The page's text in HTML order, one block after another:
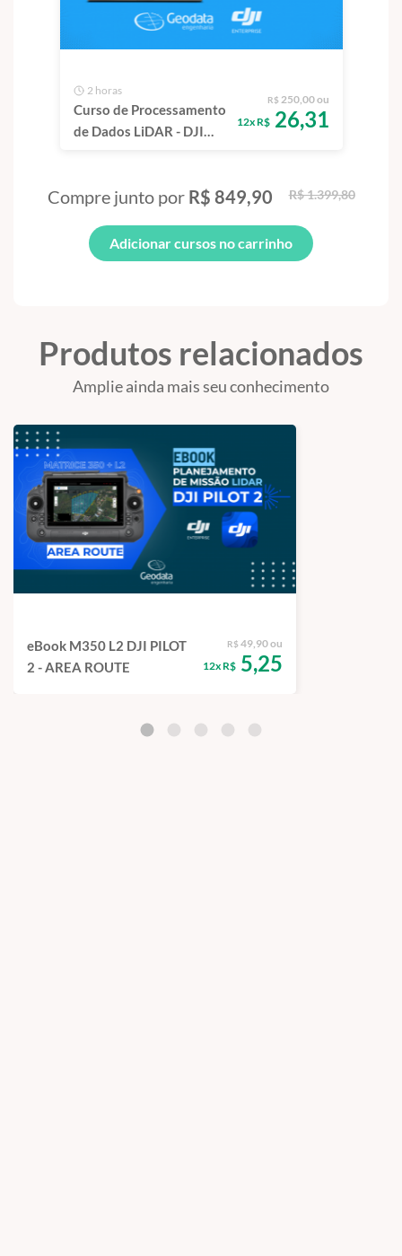
solicitar o reembolso do valor pago em conformidade com o
Código de Defesa do Consumidor
2 horas
Curso de Processamento
de Dados LiDAR - DJI
R$ 250,00 ou
12x R$26,31
Compre junto por R$ 849,90 R$ 1.399,80
Adicionar cursos no carrinho
Produtos relacionados
Amplie ainda mais seu conhecimento
eBook M350 L2 DJI PILOT
2 - AREA ROUTE
R$ 49,90 ou
12x R$ 5,25